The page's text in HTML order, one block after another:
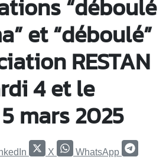
“déboulé
et “déboulé”
RESTAN
4 et le
mars 2025
X WhatsApp